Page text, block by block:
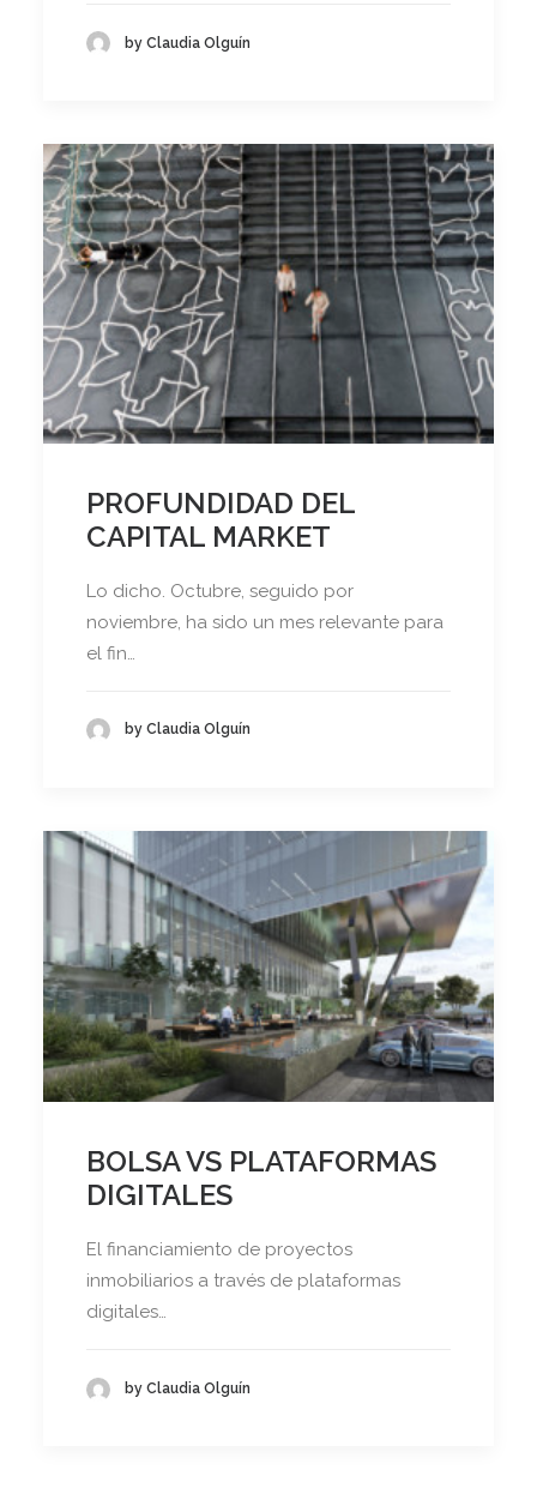
by Claudia Olguín
PROFUNDIDAD DEL
CAPITAL MARKET
Lo dicho. Octubre, seguido por
noviembre, ha sido un mes relevante para
el fin…
by Claudia Olguín
BOLSA VS PLATAFORMAS
DIGITALES
El financiamiento de proyectos
inmobiliarios a través de plataformas
digitales…
by Claudia Olguín